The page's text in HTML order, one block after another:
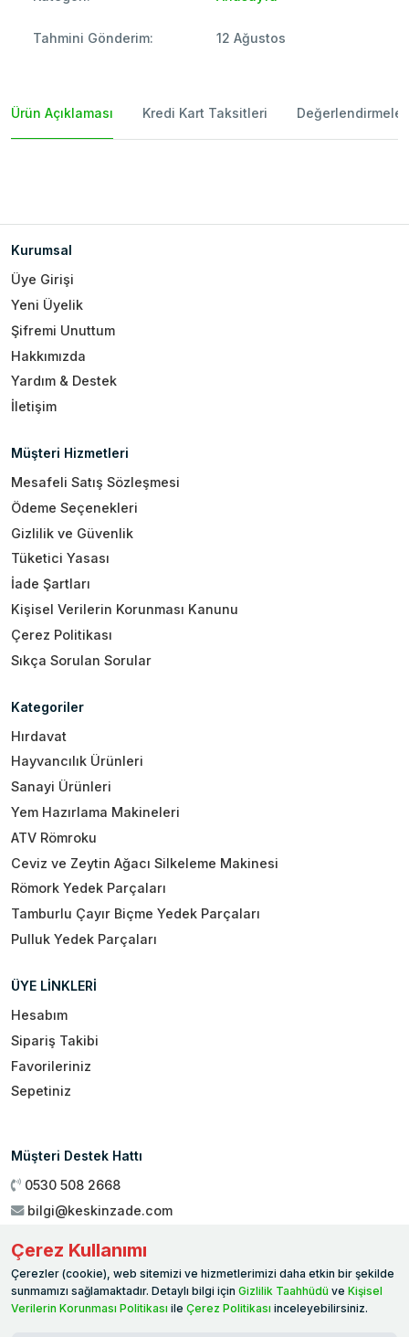
Tahmini Gönderim: 12 Ağustos
Ürün Açıklaması Kredi Kart Taksitleri Değerlendirmeler
Kurumsal
Üye Girişi
Yeni Üyelik
Şifremi Unuttum
Hakkımızda
Yardım & Destek
İletişim
Müşteri Hizmetleri
Mesafeli Satış Sözleşmesi
Ödeme Seçenekleri
Gizlilik ve Güvenlik
Tüketici Yasası
İade Şartları
Kişisel Verilerin Korunması Kanunu
Çerez Politikası
Sıkça Sorulan Sorular
Kategoriler
Hırdavat
Hayvancılık Ürünleri
Sanayi Ürünleri
Yem Hazırlama Makineleri
ATV Römroku
Ceviz ve Zeytin Ağacı Silkeleme Makinesi
Römork Yedek Parçaları
Tamburlu Çayır Biçme Yedek Parçaları
Pulluk Yedek Parçaları
ÜYE LİNKLERİ
Hesabım
Sipariş Takibi
Favorileriniz
Sepetiniz
Müşteri Destek Hattı
0530 508 2668
bilgi@keskinzade.com
Genel Merkez: Yükseliş Mah. 1461. Sokak No:2/1 19 Mayıs
Ballıca / SAMSUN
Çerez Kullanımı
Çerezler (cookie), web sitemizi ve hizmetlerimizi daha etkin bir şekilde
sunmamızı sağlamaktadır. Detaylı bilgi için Gizlilik Taahhüdü ve Kişisel
Verilerin Korunması Politikası ile Çerez Politikası inceleyebilirsiniz.